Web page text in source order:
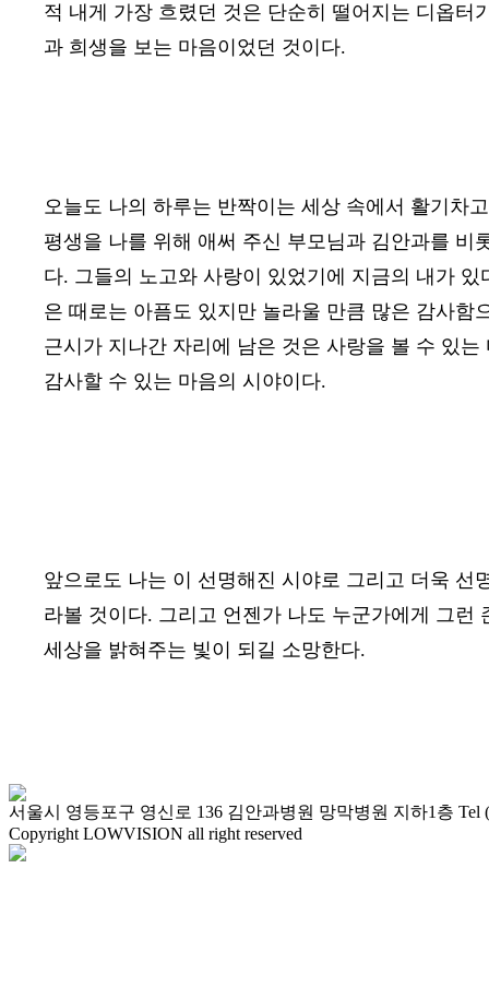
적 내게 가장 흐렸던 것은 단순히 떨어지는 디옵터
과 희생을 보는 마음이었던 것이다.
오늘도 나의 하루는 반짝이는 세상 속에서 활기차
평생을 나를 위해 애써 주신 부모님과 김안과를 비
다. 그들의 노고와 사랑이 있었기에 지금의 내가 있
은 때로는 아픔도 있지만 놀라울 만큼 많은 감사함
근시가 지나간 자리에 남은 것은 사랑을 볼 수 있는
감사할 수 있는 마음의 시야이다.
앞으로도 나는 이 선명해진 시야로 그리고 더욱 선
라볼 것이다. 그리고 언젠가 나도 누군가에게 그런
세상을 밝혀주는 빛이 되길 소망한다.
서울시 영등포구 영신로 136 김안과병원 망막병원 지하1층 Tel
Copyright LOWVISION all right reserved